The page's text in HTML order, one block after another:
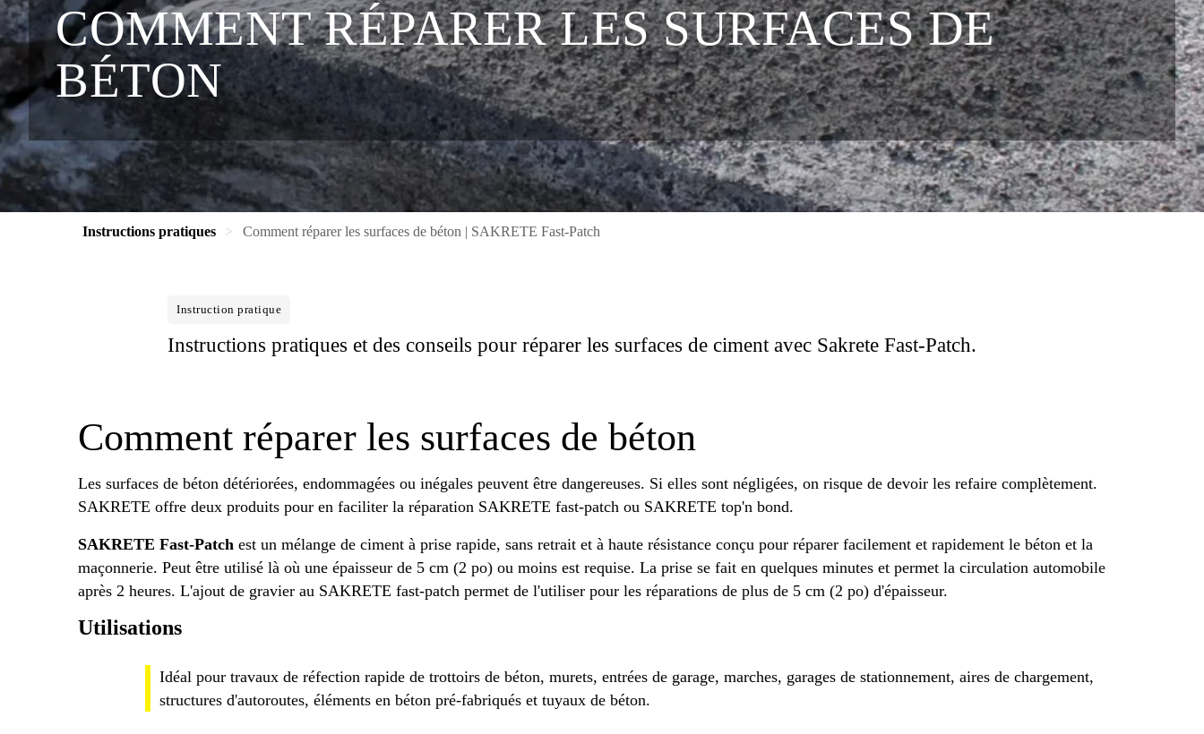
COMMENT RÉPARER LES SURFACES DE
BÉTON
Instructions pratiques Comment réparer les surfaces de béton | SAKRETE Fast-Patch
Instruction pratique
Instructions pratiques et des conseils pour réparer les surfaces de ciment avec Sakrete Fast-Patch.
Comment réparer les surfaces de béton
Les surfaces de béton détériorées, endommagées ou inégales peuvent être dangereuses. Si elles sont négligées, on risque de devoir les refaire complètement.
SAKRETE offre deux produits pour en faciliter la réparation SAKRETE fast-patch ou SAKRETE top'n bond.
SAKRETE Fast-Patch est un mélange de ciment à prise rapide, sans retrait et à haute résistance conçu pour réparer facilement et rapidement le béton et la
maçonnerie. Peut être utilisé là où une épaisseur de 5 cm (2 po) ou moins est requise. La prise se fait en quelques minutes et permet la circulation automobile
après 2 heures. L'ajout de gravier au SAKRETE fast-patch permet de l'utiliser pour les réparations de plus de 5 cm (2 po) d'épaisseur.
Utilisations
Idéal pour travaux de réfection rapide de trottoirs de béton, murets, entrées de garage, marches, garages de stationnement, aires de chargement,
structures d'autoroutes, éléments en béton pré-fabriqués et tuyaux de béton.